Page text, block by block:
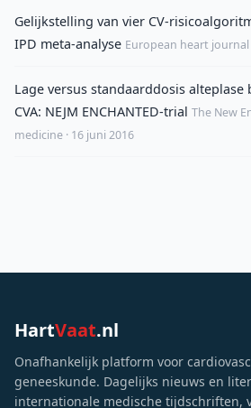
Gelijkstelling van vier CV-
IPD meta-analyse European heart journal
Lage versus standaarddosis alteplase
CVA: NEJM ENCHANTED-trial The New
medicine · 16 juni 2016
HartVaat.nl
Onafhankelijk platform voor
geneeskunde. Dagelijks nieuws en
internationale medische tijdschriften,